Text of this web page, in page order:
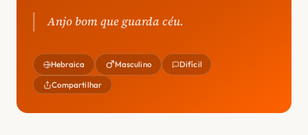
Anjo bom que guarda céu.
Hebraica Masculino Difícil
Compartilhar